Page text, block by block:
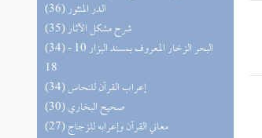
(36) الدر المنثور
(35) شرح مشكل الآثار
(34) البحر الزخار المعروف بمسند البزار 10 -
18
(34) إعراب القرآن للنحاس
(30) صحيح البخاري
(27) معاني القرآن وإعرابه للزجاج